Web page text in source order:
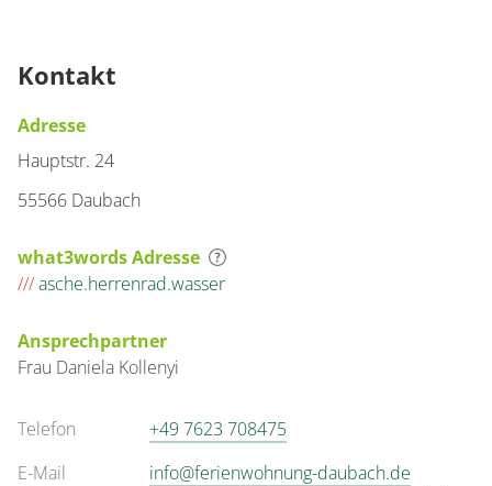
Kontakt
Adresse
Hauptstr. 24
55566 Daubach
what3words Adresse
///asche.herrenrad.wasser
Ansprechpartner
Frau Daniela Kollenyi
Telefon
+49 7623 708475
E-Mail
info@ferienwohnung-daubach.de